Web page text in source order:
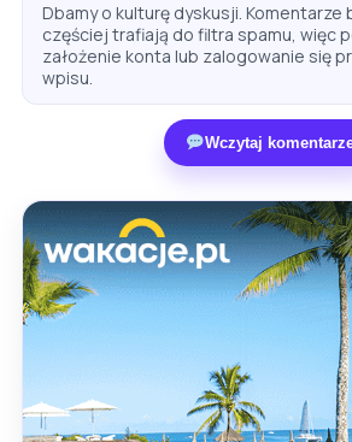
Dbamy o kulturę dyskusji. Komentarze
częściej trafiają do filtra spamu, więc
założenie konta lub zalogowanie się
wpisu.
Wczytaj